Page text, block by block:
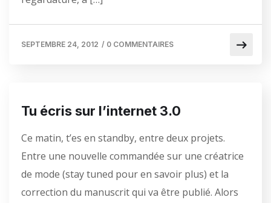
SEPTEMBRE 24, 2012 / 0 COMMENTAIRES
Tu écris sur l’internet 3.0
Ce matin, t’es en standby, entre deux projets.
Entre une nouvelle commandée sur une créatrice
de mode (stay tuned pour en savoir plus) et la
correction du manuscrit qui va être publié. Alors